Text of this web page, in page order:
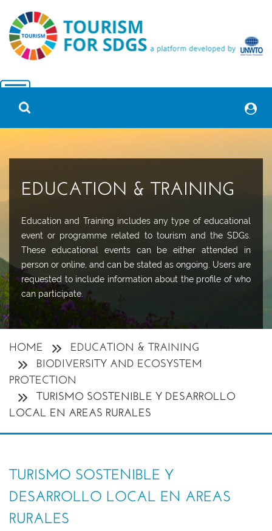
EDUCATION & TRAINING
Education and Training includes any type of educational
event or programme related to tourism and the SDGs.
These educational events can be either attended in
person or online, and can be stated as ongoing. Users are
requested to include information about the profile of who
can participate.
HOME
EDUCATION & TRAINING
BIODIVERSITY AND ECOSYSTEM
PROTECTION
TURISMO SOSTENIBLE Y DESARROLLO
LOCAL EN AREAS RURALES
TURISMO SOSTENIBLE Y
DESARROLLO LOCAL EN AREAS
RURALES